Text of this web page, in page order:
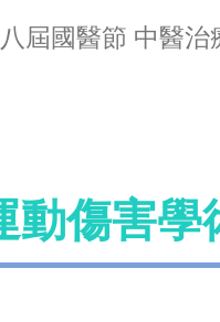
屆國醫節 中醫
動傷害學